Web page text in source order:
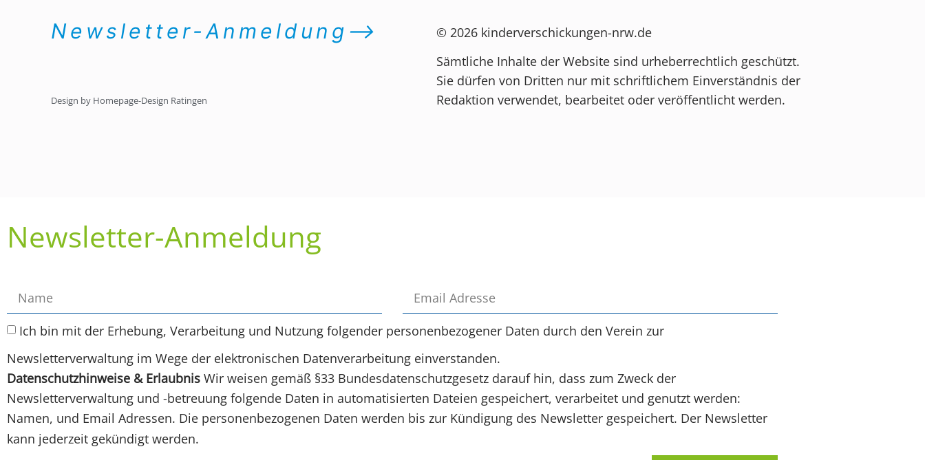
Newsletter-Anmeldung⟶
Design by Homepage-Design Ratingen
© 2026 kinderverschickungen-nrw.de
Sämtliche Inhalte der Website sind urheberrechtlich geschützt.
Sie dürfen von Dritten nur mit schriftlichem Einverständnis der
Redaktion verwendet, bearbeitet oder veröffentlicht werden.
Newsletter-Anmeldung
Ich bin mit der Erhebung, Verarbeitung und Nutzung folgender personenbezogener Daten durch den Verein zur
Newsletterverwaltung im Wege der elektronischen Datenverarbeitung einverstanden.
Datenschutzhinweise & Erlaubnis Wir weisen gemäß §33 Bundesdatenschutzgesetz darauf hin, dass zum Zweck der
Newsletterverwaltung und -betreuung folgende Daten in automatisierten Dateien gespeichert, verarbeitet und genutzt werden:
Namen, und Email Adressen. Die personenbezogenen Daten werden bis zur Kündigung des Newsletter gespeichert. Der Newsletter
kann jederzeit gekündigt werden.